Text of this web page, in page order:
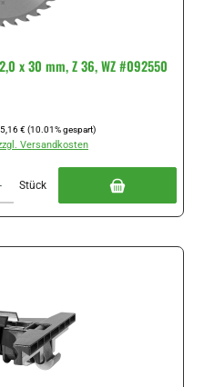
x 30 mm, Z 36, WZ #092550
Preis:
€ (10.01% gespart)
Versandkosten
Stück